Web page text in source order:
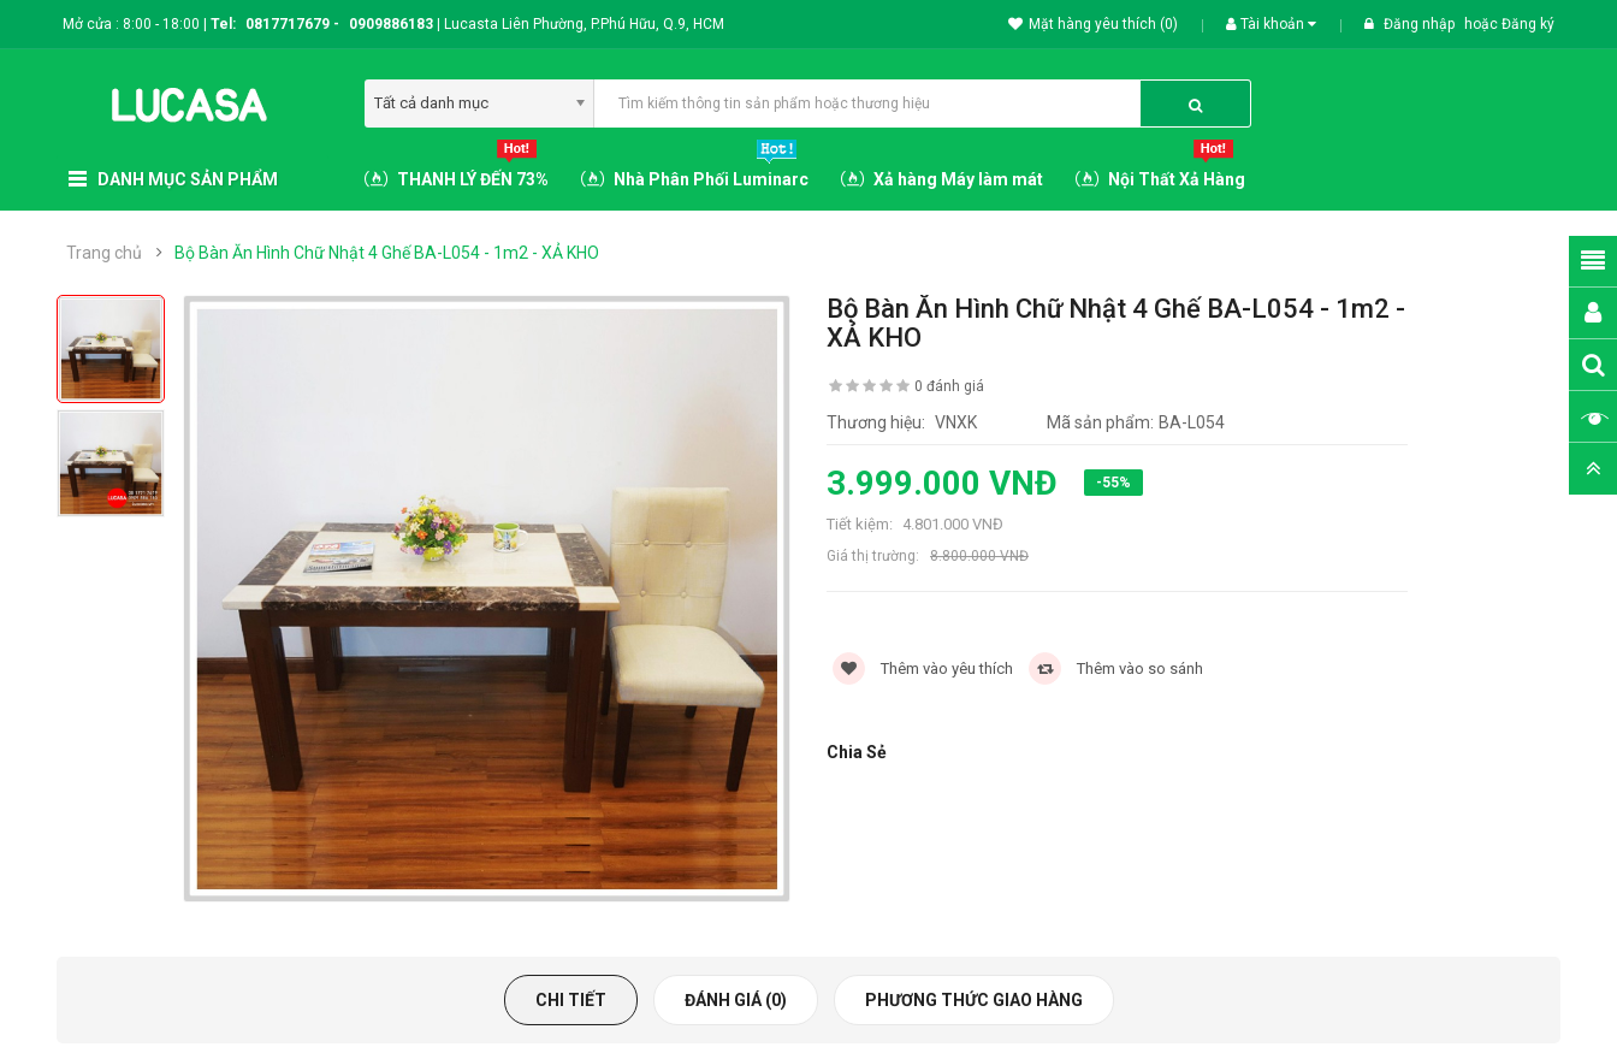
Mở cửa : 8:00 - 18:00 |Tel: 0817717679 - 0909886183 Lucasta Liên Phường, P.Phú Hữu, Q.9, HCM Mặt hàng yêu thích (0) Tài khoản Đăng nhập hoặc Đăng ký
Tất cả danh mục
DANH MỤC SẢN PHẨM THANH LÝ ĐẾN 73% Nhà Phân Phối Luminarc Xả hàng Máy làm mát Nội Thất Xả Hàng
Trang chủ Bộ Bàn Ăn Hình Chữ Nhật 4 Ghế BA-L054 - 1m2 - XẢ KHO
Bộ Bàn Ăn Hình Chữ Nhật 4 Ghế BA-L054 - 1m2 -
XẢ KHO
0 đánh giá
Thương hiệu: VNXK Mã sản phẩm: BA-L054
3.999.000 VNĐ -55%
Tiết kiệm: 4.801.000 VNĐ
Giá thị trường: 8.800.000 VNĐ
Thêm vào yêu thích Thêm vào so sánh
Chia Sẻ
CHI TIẾT ĐÁNH GIÁ (0) PHƯƠNG THỨC GIAO HÀNG